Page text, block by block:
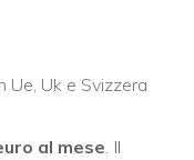
Ue, Uk e Svizzera
al mese. Il